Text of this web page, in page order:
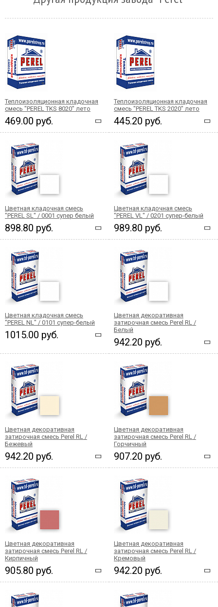
Теплоизоляционная кладочная
смесь "PEREL TKS 8020" лето
469.00 руб.
Теплоизоляционная кладочная
смесь "PEREL TKS 2020" лето
445.20 руб.
Цветная кладочная смесь
"PEREL SL" / 0001 супер белый
898.80 руб.
Цветная кладочная смесь
"PEREL VL" / 0201 супер-белый
989.80 руб.
Цветная кладочная смесь
"PEREL NL" / 0101 супер-белый
1015.00 руб.
Цветная декоративная
затирочная смесь Perel RL /
Белый
942.20 руб.
Цветная декоративная
затирочная смесь Perel RL /
Бежевый
942.20 руб.
Цветная декоративная
затирочная смесь Perel RL /
Горчичный
907.20 руб.
Цветная декоративная
затирочная смесь Perel RL /
Кирпичный
905.80 руб.
Цветная декоративная
затирочная смесь Perel RL /
Кремовый
942.20 руб.